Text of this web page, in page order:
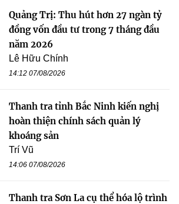
Quảng Trị: Thu hút hơn 27 ngàn tỷ
đồng vốn đầu tư trong 7 tháng đầu
năm 2026
Lê Hữu Chính
14:12 07/08/2026
Thanh tra tỉnh Bắc Ninh kiến nghị
hoàn thiện chính sách quản lý
khoáng sản
Trí Vũ
14:06 07/08/2026
Thanh tra Sơn La cụ thể hóa lộ trình